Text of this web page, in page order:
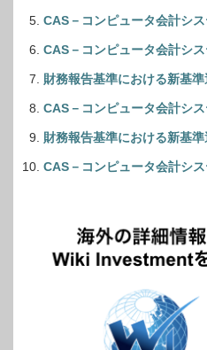
CAS－コンピュータ会計シ
CAS－コンピュータ会計シ
財務報告基準における新基
CAS－コンピュータ会計シ
財務報告基準における新基
CAS－コンピュータ会計シ